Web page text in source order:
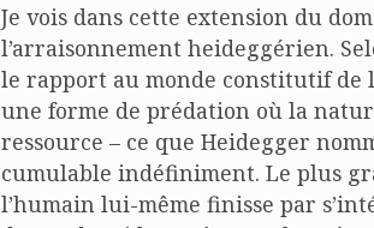
Je vois dans cette extension du
l’arraisonnement heideggérien.
le rapport au monde constitutif de
une forme de prédation où la
ressource – ce que Heidegger
cumulable indéfiniment. Le plus
l’humain lui-même finisse par